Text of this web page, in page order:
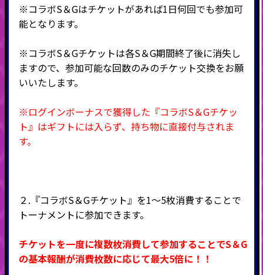
※コラボS＆Gはチケットがあれば1日何回でも参加可
能となります。
※コラボS＆Gチケットは各S＆G期間終了後に消失し
ますので、参加可能な回数のみのチケット交換をお願
いいたします。
※ログインボーナスで獲得した『コラボS＆Gチケッ
ト』はギフトには入らず、持ち物に直接付与されま
す。
２.『コラボS＆Gチケット』を1～5枚消費することで
トーナメントに参加できます。
チケットを一度に複数枚消費して参加することでS＆G
の基本報酬が消費枚数に応じて最大5倍に！！